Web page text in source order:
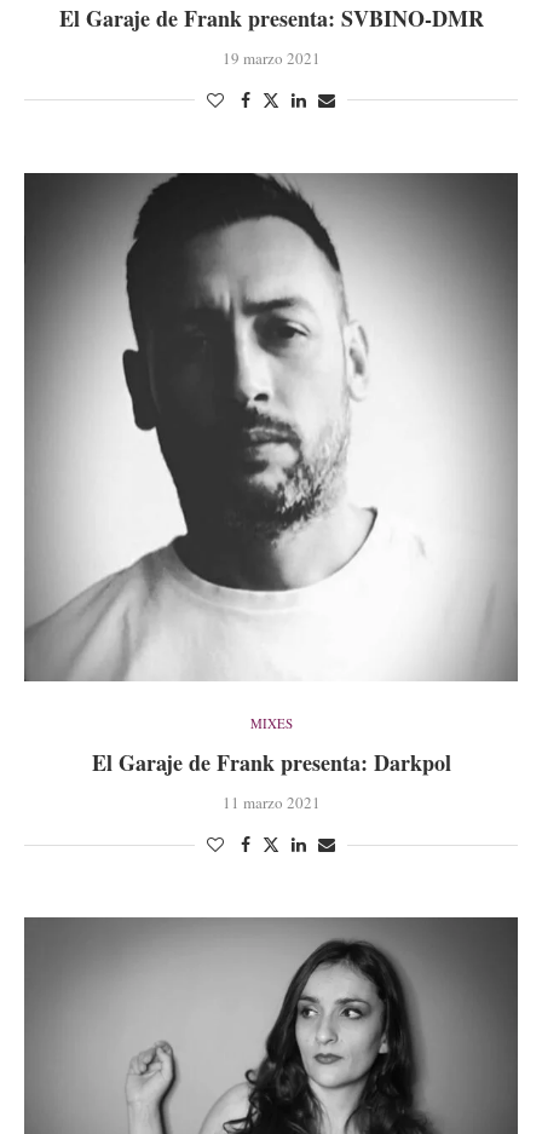
El Garaje de Frank presenta: SVBINO-DMR
19 marzo 2021
MIXES
El Garaje de Frank presenta: Darkpol
11 marzo 2021